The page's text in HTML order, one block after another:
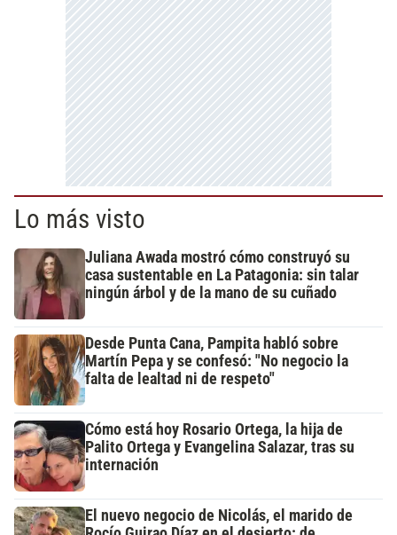
Lo más visto
Juliana Awada mostró cómo construyó su
casa sustentable en La Patagonia: sin talar
ningún árbol y de la mano de su cuñado
Desde Punta Cana, Pampita habló sobre
Martín Pepa y se confesó: "No negocio la
falta de lealtad ni de respeto"
Cómo está hoy Rosario Ortega, la hija de
Palito Ortega y Evangelina Salazar, tras su
internación
El nuevo negocio de Nicolás, el marido de